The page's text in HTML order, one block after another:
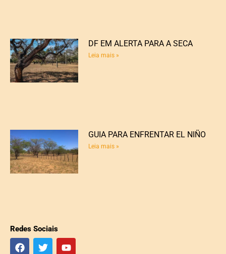
DF EM ALERTA PARA A SECA
Leia mais »
GUIA PARA ENFRENTAR EL NIÑO
Leia mais »
Redes Sociais